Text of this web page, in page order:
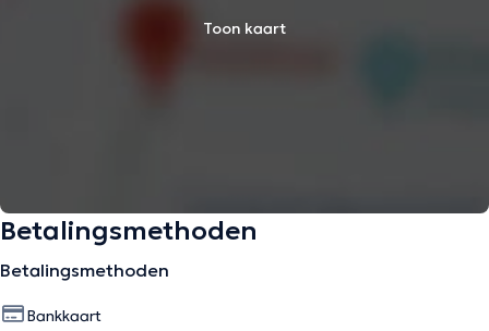
Toon kaart
Betalingsmethoden
Betalingsmethoden
Bankkaart